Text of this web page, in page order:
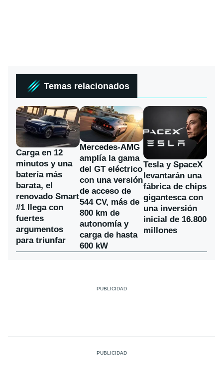
Temas relacionados
Carga en 12
minutos y una
batería más
barata, el
renovado Smart
#1 llega con
fuertes
argumentos
para triunfar
Mercedes-AMG
amplía la gama
del GT eléctrico
con una versión
de acceso de
544 CV, más de
800 km de
autonomía y
carga de hasta
600 kW
Tesla y SpaceX
levantarán una
fábrica de chips
gigantesca con
una inversión
inicial de 16.800
millones